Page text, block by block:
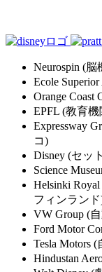
Neurospin (
Ecole
Orange Coast
EPFL (教育
Expressway
コ)
Disney (セッ
Science
Helsinki
フィンラン
VW Group (
Ford Motor
Tesla Motors
Hindustan